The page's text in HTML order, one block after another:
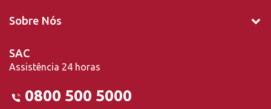
Sobre Nós
SAC
Assistência 24 horas
0800 500 5000